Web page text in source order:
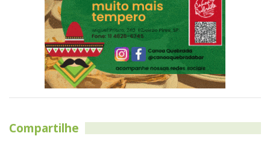
Compartilhe